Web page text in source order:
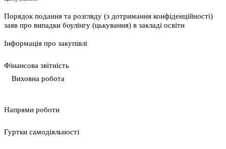
Порядок подання та розгляду (з дотримання конфіденційності)
заяв про випадки боулінгу (цькування) в закладі освіти
Інформація про закупівлі
Фінансова звітність
Виховна робота
Напрями роботи
Гуртки самодіяльності